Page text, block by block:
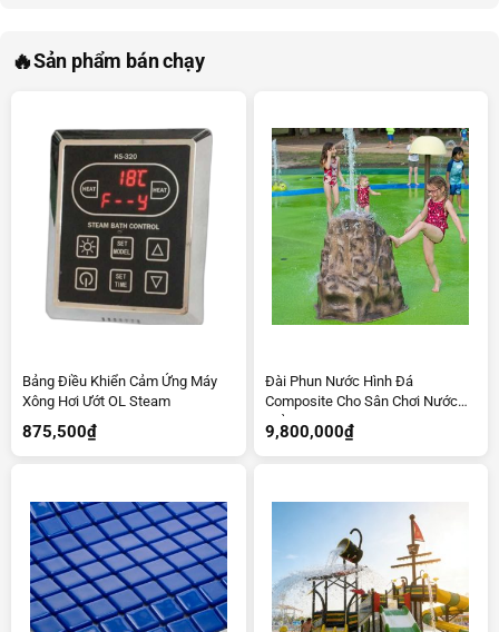
🔥Sản phẩm bán chạy
Bảng Điều Khiển Cảm Ứng Máy
Xông Hơi Ướt OL Steam
875,500₫
Đài Phun Nước Hình Đá
Composite Cho Sân Chơi Nước
Trẻ Em
9,800,000₫